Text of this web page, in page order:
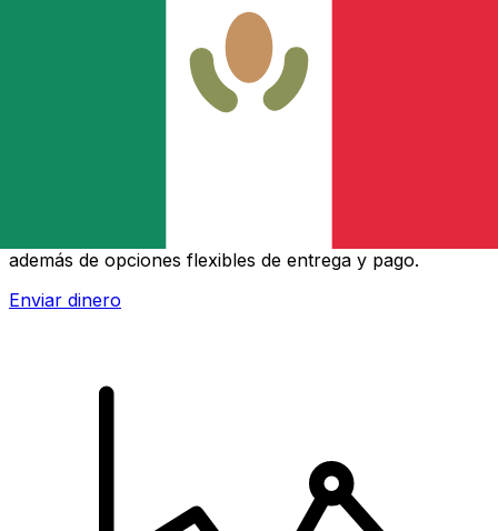
además de opciones flexibles de entrega y pago.
Enviar dinero